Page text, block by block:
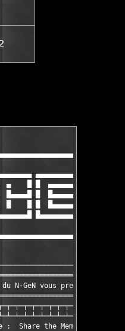
▄▄▄▄▄▄▄▄▄▄
▄    █ █  ▄▄▄▄▄▄█ █     █
█▄▄▄▄█ █  █▄▄▄▄▄▄ █     █
█    █ █  █▄▄▄▄▄▄ █   █
█▄▄▄▄▄▄▄▄█
N-GeN vous presentent :  ║
:  Share the Memories